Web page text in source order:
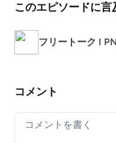
このエピソードに
フリートーク I
コメント
Your comment